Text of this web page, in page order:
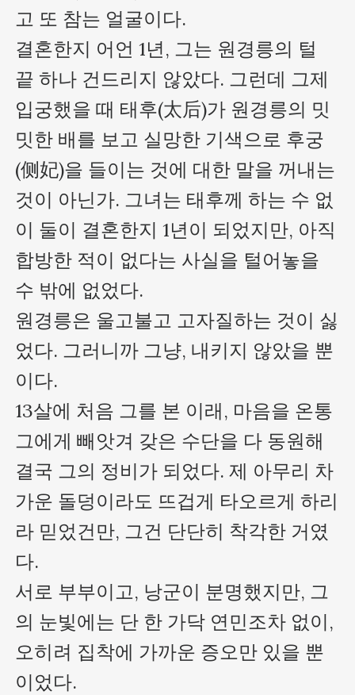
고 또 참는 얼굴이다.
결혼한지 어언 1년, 그는 원경릉의 털
끝 하나 건드리지 않았다. 그런데 그제
입궁했을 때 태후(太后)가 원경릉의 밋
밋한 배를 보고 실망한 기색으로 후궁
(侧妃)을 들이는 것에 대한 말을 꺼내는
것이 아닌가. 그녀는 태후께 하는 수 없
이 둘이 결혼한지 1년이 되었지만, 아직
합방한 적이 없다는 사실을 털어놓을
수 밖에 없었다.
원경릉은 울고불고 고자질하는 것이 싫
었다. 그러니까 그냥, 내키지 않았을 뿐
이다.
13살에 처음 그를 본 이래, 마음을 온통
그에게 빼앗겨 갖은 수단을 다 동원해
결국 그의 정비가 되었다. 제 아무리 차
가운 돌덩이라도 뜨겁게 타오르게 하리
라 믿었건만, 그건 단단히 착각한 거였
다.
서로 부부이고, 낭군이 분명했지만, 그
의 눈빛에는 단 한 가닥 연민조차 없이,
오히려 집착에 가까운 증오만 있을 뿐
이었다.